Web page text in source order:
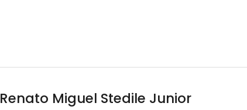
Renato Miguel Stedile Junior